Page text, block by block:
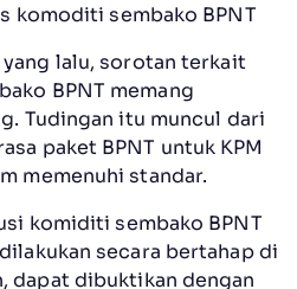
komoditi sembako BPNT
lalu, sorotan terkait
BPNT memang
Tudingan itu muncul dari
paket BPNT untuk KPM
memenuhi standar.
komiditi sembako BPNT
secara bertahap di
dapat dibuktikan dengan